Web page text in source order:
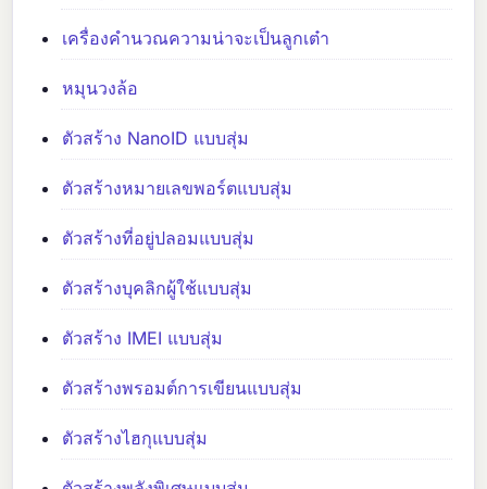
เครื่องคำนวณความน่าจะเป็นลูกเต๋า
หมุนวงล้อ
ตัวสร้าง NanoID แบบสุ่ม
ตัวสร้างหมายเลขพอร์ตแบบสุ่ม
ตัวสร้างที่อยู่ปลอมแบบสุ่ม
ตัวสร้างบุคลิกผู้ใช้แบบสุ่ม
ตัวสร้าง IMEI แบบสุ่ม
ตัวสร้างพรอมต์การเขียนแบบสุ่ม
ตัวสร้างไฮกุแบบสุ่ม